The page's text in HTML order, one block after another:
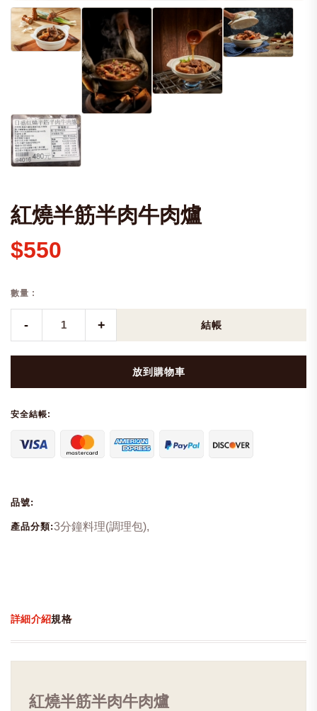
紅燒半筋半肉牛肉爐
$550
數量 :
- + 結帳
放到購物車
安全結帳:
品號:
產品分類:3分鐘料理(調理包),
詳細介紹規格
紅燒半筋半肉牛肉爐